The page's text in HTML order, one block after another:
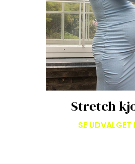
Stretch
SE UDVALGET